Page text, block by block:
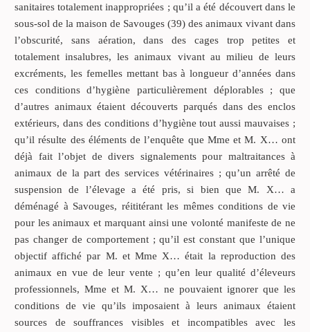
sanitaires totalement inappropriées ; qu’il a été découvert dans le
sous-sol de la maison de Savouges (39) des animaux vivant dans
l’obscurité, sans aération, dans des cages trop petites et
totalement insalubres, les animaux vivant au milieu de leurs
excréments, les femelles mettant bas à longueur d’années dans
ces conditions d’hygiène particulièrement déplorables ; que
d’autres animaux étaient découverts parqués dans des enclos
extérieurs, dans des conditions d’hygiène tout aussi mauvaises ;
qu’il résulte des éléments de l’enquête que Mme et M. X… ont
déjà fait l’objet de divers signalements pour maltraitances à
animaux de la part des services vétérinaires ; qu’un arrêté de
suspension de l’élevage a été pris, si bien que M. X… a
déménagé à Savouges, réititérant les mêmes conditions de vie
pour les animaux et marquant ainsi une volonté manifeste de ne
pas changer de comportement ; qu’il est constant que l’unique
objectif affiché par M. et Mme X… était la reproduction des
animaux en vue de leur vente ; qu’en leur qualité d’éleveurs
professionnels, Mme et M. X… ne pouvaient ignorer que les
conditions de vie qu’ils imposaient à leurs animaux étaient
sources de souffrances visibles et incompatibles avec les